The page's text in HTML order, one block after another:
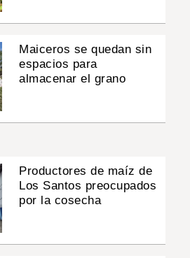
Maiceros se quedan sin
espacios para
almacenar el grano
Productores de maíz de
Los Santos preocupados
por la cosecha